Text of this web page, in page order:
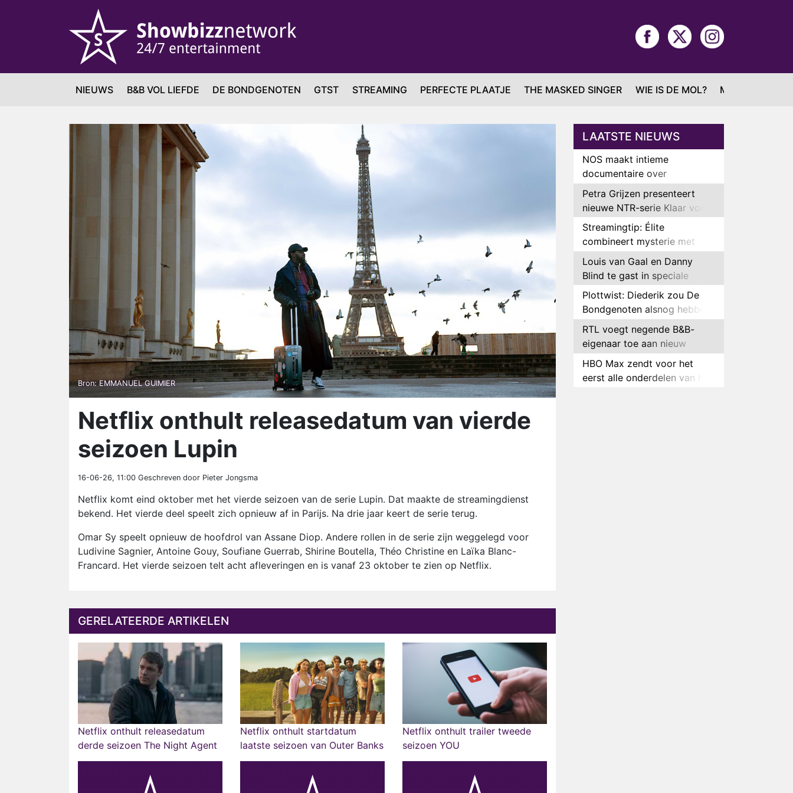
NIEUWS B&B VOL LIEFDE DE BONDGENOTEN GTST STREAMING PERFECTE PLAATJE THE MASKED SINGER WIE IS DE MOL? MAFS
Bron: EMMANUEL GUIMIER
Netflix onthult releasedatum van vierde
seizoen Lupin
16-06-26, 11:00 Geschreven door Pieter Jongsma
Netflix komt eind oktober met het vierde seizoen van de serie Lupin. Dat maakte de streamingdienst
bekend. Het vierde deel speelt zich opnieuw af in Parijs. Na drie jaar keert de serie terug.
Omar Sy speelt opnieuw de hoofdrol van Assane Diop. Andere rollen in de serie zijn weggelegd voor
Ludivine Sagnier, Antoine Gouy, Soufiane Guerrab, Shirine Boutella, Théo Christine en Laïka Blanc-
Francard. Het vierde seizoen telt acht afleveringen en is vanaf 23 oktober te zien op Netflix.
GERELATEERDE ARTIKELEN
Netflix onthult releasedatum
derde seizoen The Night Agent
Netflix onthult startdatum
laatste seizoen van Outer Banks
Netflix onthult trailer tweede
seizoen YOU
LAATSTE NIEUWS
NOS maakt intieme
documentaire over
hockeyster Yibbi Jansen
Petra Grijzen presenteert
nieuwe NTR-serie Klaar voor
de oorlog
Streamingtip: Élite
combineert mysterie met
romantie
Louis van Gaal en Danny
Blind te gast in speciale
aflevering van Tussen de
Palen
Plottwist: Diederik zou De
Bondgenoten alsnog hebben
verlaten
RTL voegt negende B&B-
eigenaar toe aan nieuw
seizoen B&B Vol Liefde
HBO Max zendt voor het
eerst alle onderdelen van het